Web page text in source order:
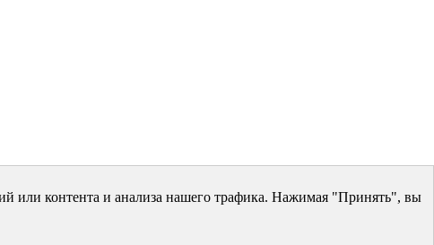
или контента и анализа нашего трафика. Нажимая "Принять", вы